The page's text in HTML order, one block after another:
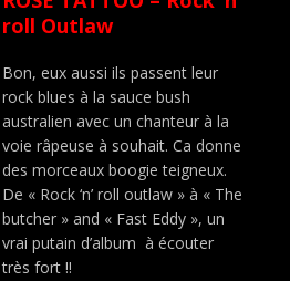
roll Outlaw
Bon, eux aussi ils passent leur
rock blues à la sauce bush
australien avec un chanteur à la
voie râpeuse à souhait. Ca donne
des morceaux boogie teigneux.
De « Rock ‘n’ roll outlaw » à « The
butcher » and « Fast Eddy », un
vrai putain d’album à écouter
très fort !!